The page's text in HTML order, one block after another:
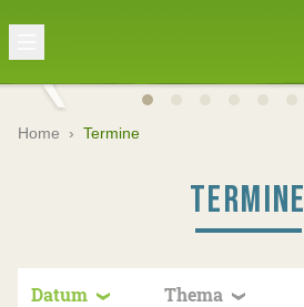
Home › Termine
TERMINE
Datum Thema